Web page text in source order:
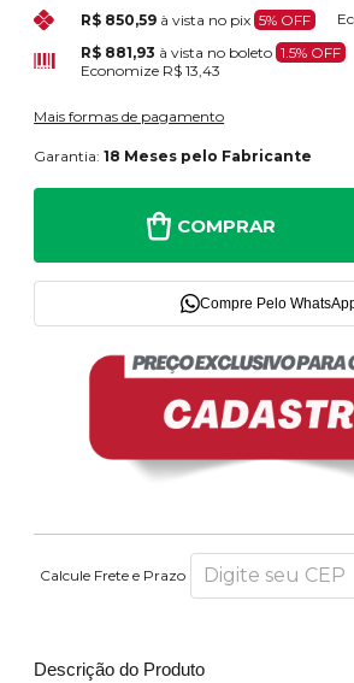
R$ 850,59 à vista no pix 5% OFF
R$ 881,93 à vista no boleto 1.5% OFF
Economize R$ 13,43
Mais formas de pagamento
Garantia:18 Meses pelo Fabricante
COMPRAR
Compre Pelo
Calcule Frete e Prazo
Descrição do Produto